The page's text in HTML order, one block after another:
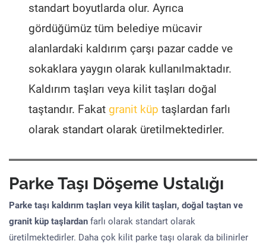
standart boyutlarda olur. Ayrıca
gördüğümüz tüm belediye mücavir
alanlardaki kaldırım çarşı pazar cadde ve
sokaklara yaygın olarak kullanılmaktadır.
Kaldırım taşları veya kilit taşları doğal
taştandır. Fakat granit küp taşlardan farlı
olarak standart olarak üretilmektedirler.
Parke Taşı Döşeme Ustalığı
Parke taşı kaldırım taşları veya kilit taşları, doğal taştan ve
granit küp taşlardan farlı olarak standart olarak
üretilmektedirler. Daha çok kilit parke taşı olarak da bilinirler